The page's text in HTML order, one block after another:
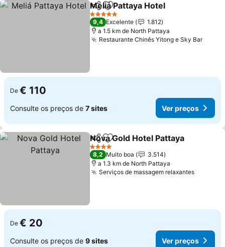
PartilharAdicionar aos favoritos
Meliá Pattaya Hotel
5 Estrelas
9,4 Excelente
1.812
a 1.5 km de North Pattaya
Restaurante Chinês Yitong e Sky BarVer
De € 110
Consulte os preços de 7 sites Ver preços
PartilharAdicionar aos favoritos
Nova Gold Hotel Pattaya
4 Estrelas
8,2 Muito boa
3.514
a 1.3 km de North Pattaya
Serviços de massagem relaxantesVer
De € 20
Consulte os preços de 9 sites Ver preços